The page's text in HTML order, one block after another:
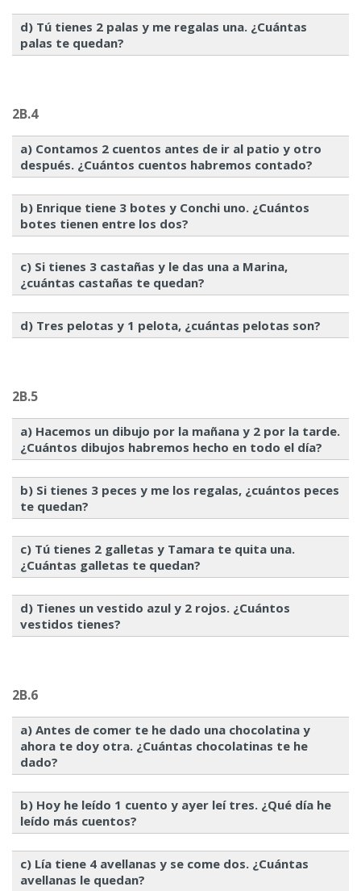
d) Tú tienes 2 palas y me regalas una. ¿Cuántas
palas te quedan?
2B.4
a) Contamos 2 cuentos antes de ir al patio y otro
después. ¿Cuántos cuentos habremos contado?
b) Enrique tiene 3 botes y Conchi uno. ¿Cuántos
botes tienen entre los dos?
c) Si tienes 3 castañas y le das una a Marina,
¿cuántas castañas te quedan?
d) Tres pelotas y 1 pelota, ¿cuántas pelotas son?
2B.5
a) Hacemos un dibujo por la mañana y 2 por la tarde.
¿Cuántos dibujos habremos hecho en todo el día?
b) Si tienes 3 peces y me los regalas, ¿cuántos peces
te quedan?
c) Tú tienes 2 galletas y Tamara te quita una.
¿Cuántas galletas te quedan?
d) Tienes un vestido azul y 2 rojos. ¿Cuántos
vestidos tienes?
2B.6
a) Antes de comer te he dado una chocolatina y
ahora te doy otra. ¿Cuántas chocolatinas te he
dado?
b) Hoy he leído 1 cuento y ayer leí tres. ¿Qué día he
leído más cuentos?
c) Lía tiene 4 avellanas y se come dos. ¿Cuántas
avellanas le quedan?